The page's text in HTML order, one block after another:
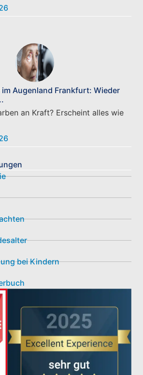
im Augenland Frankfurt: Wieder
an Kraft? Erscheint alles wie
bei Kindern